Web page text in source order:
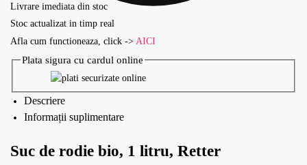
Livrare imediata din stoc
Stoc actualizat in timp real
Afla cum functioneaza, click -> AICI
Plata sigura cu cardul online
Descriere
Informații suplimentare
Suc de rodie bio, 1 litru, Retter